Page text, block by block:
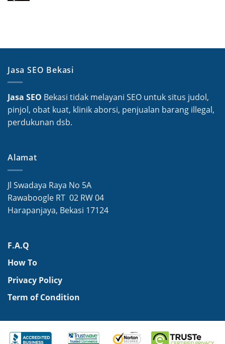
Jasa SEO Bekasi
Jasa SEO Bekasi tidak melayani SEO untuk situs judol,
pinjol, obat kuat, klinik aborsi, penjualan barang illegal,
perdukunan dsb.
Alamat
Jl Swadaya Raya No 5A
Rawaboogle RT 02 RW 04
Harapanjaya, Bekasi 17124
F.A.Q
How To
Privacy Policy
Term of Condition